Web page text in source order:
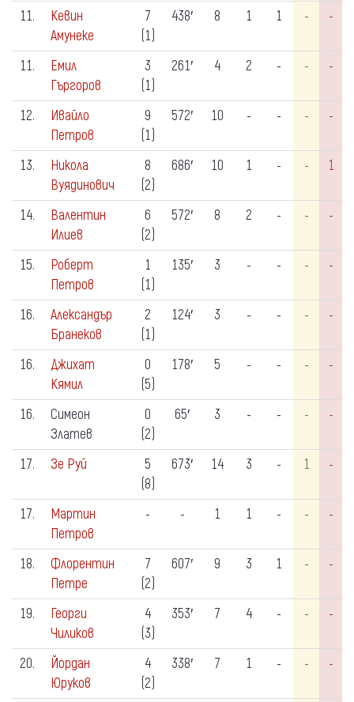
11.
Кевин
Амунеке
7
(1)
438′ 8 1 1 - -
11.
Емил
Гъргоров
3
(1)
261′ 4 2 - - -
12.
Ивайло
Петров
9
(1)
572′ 10 - - - -
13.
Никола
Вуядинович
8
(2)
686′ 10 1 - - 1
14.
Валентин
Илиев
6
(2)
572′ 8 2 - - -
15.
Роберт
Петров
1
(1)
135′ 3 - - - -
16.
Александър
Бранеков
2
(1)
124′ 3 - - - -
16.
Джихат
Кямил
0
(5)
178′ 5 - - - -
16.
Симеон
Златев
0
(2)
65′ 3 - - - -
17. Зе Руй
5
(8)
673′ 14 3 - 1 -
17.
Мартин
Петров
- - 1 1 - - -
18.
Флорентин
Петре
7
(2)
607′ 9 3 1 - -
19.
Георги
Чиликов
4
(3)
353′ 7 4 - - -
20.
Йордан
Юруков
4
(2)
338′ 7 1 - - -